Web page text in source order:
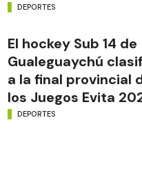
DEPORTES
El hockey Sub 14 de
Gualeguaychú
a la final provincial
los Juegos Evita
DEPORTES